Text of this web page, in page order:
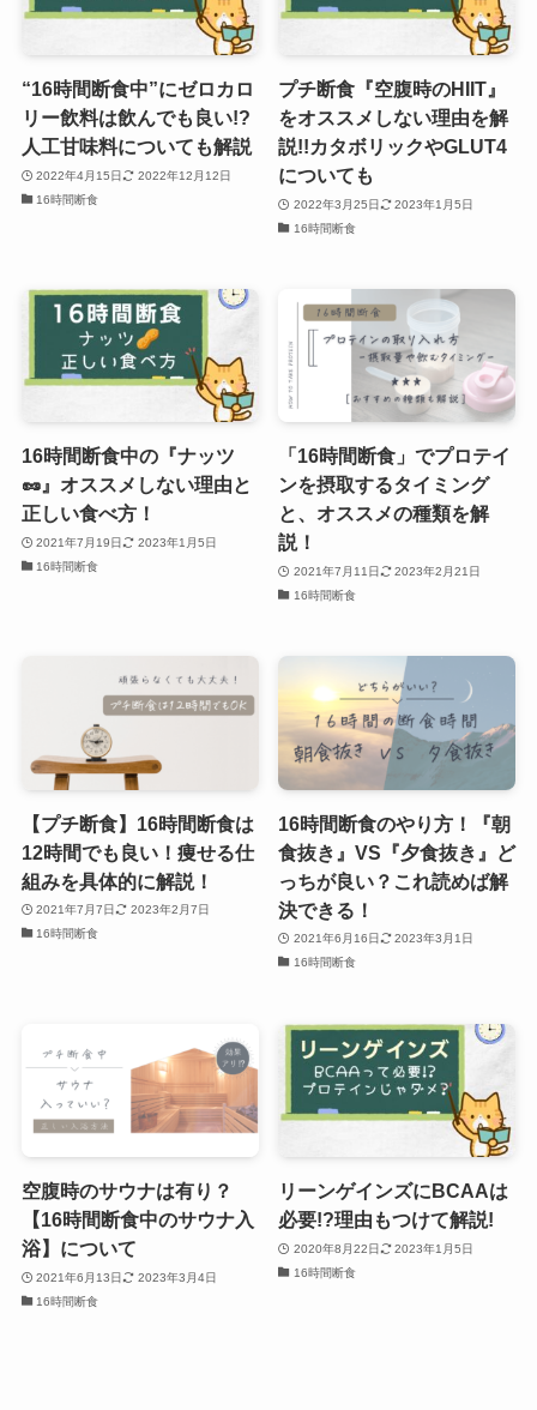
“16時間断食中”にゼロカロ
リー飲料は飲んでも良い!?
人工甘味料についても解説
2022年4月15日
2022年12月12日
16時間断食
プチ断食『空腹時のHIIT』
をオススメしない理由を解
説!!カタボリックやGLUT4
についても
2022年3月25日
2023年1月5日
16時間断食
16時間断食中の『ナッツ
🥜』オススメしない理由と
正しい食べ方！
2021年7月19日
2023年1月5日
16時間断食
「16時間断食」でプロテイ
ンを摂取するタイミング
と、オススメの種類を解
説！
2021年7月11日
2023年2月21日
16時間断食
【プチ断食】16時間断食は
12時間でも良い！痩せる仕
組みを具体的に解説！
2021年7月7日
2023年2月7日
16時間断食
16時間断食のやり方！『朝
食抜き』VS『夕食抜き』ど
っちが良い？これ読めば解
決できる！
2021年6月16日
2023年3月1日
16時間断食
空腹時のサウナは有り？
【16時間断食中のサウナ入
浴】について
2021年6月13日
2023年3月4日
16時間断食
リーンゲインズにBCAAは
必要!?理由もつけて解説!
2020年8月22日
2023年1月5日
16時間断食